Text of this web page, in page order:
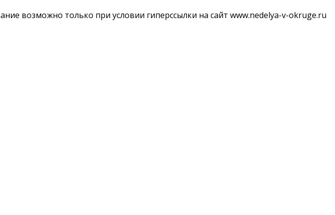
возможно только при условии гиперссылки на сайт www.nedelya-v-okruge.ru